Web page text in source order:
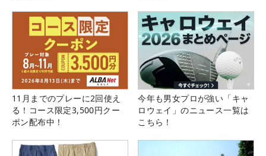
11月までのプレーに2回使え
る！コース限定3,500円クー
ポン配布中！
今年も男女プロが強い「キャ
ロウェイ」のニュース一覧は
こちら！